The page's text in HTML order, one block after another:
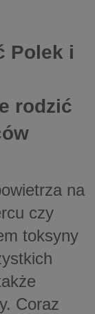
Polek i
rodzić
na
czy
toksyny
Coraz